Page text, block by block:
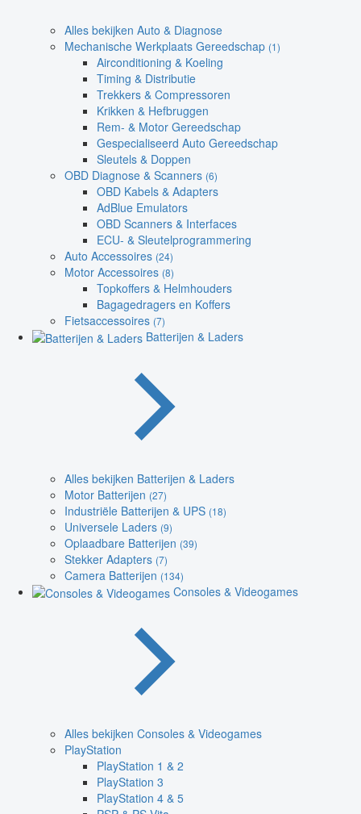
Alles bekijken Auto & Diagnose
Mechanische Werkplaats Gereedschap (1)
Airconditioning & Koeling
Timing & Distributie
Trekkers & Compressoren
Krikken & Hefbruggen
Rem- & Motor Gereedschap
Gespecialiseerd Auto Gereedschap
Sleutels & Doppen
OBD Diagnose & Scanners (6)
OBD Kabels & Adapters
AdBlue Emulators
OBD Scanners & Interfaces
ECU- & Sleutelprogrammering
Auto Accessoires (24)
Motor Accessoires (8)
Topkoffers & Helmhouders
Bagagedragers en Koffers
Fietsaccessoires (7)
Batterijen & Laders
Alles bekijken Batterijen & Laders
Motor Batterijen (27)
Industriële Batterijen & UPS (18)
Universele Laders (9)
Oplaadbare Batterijen (39)
Stekker Adapters (7)
Camera Batterijen (134)
Consoles & Videogames
Alles bekijken Consoles & Videogames
PlayStation
PlayStation 1 & 2
PlayStation 3
PlayStation 4 & 5